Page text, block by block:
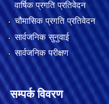
वार्षिक प्रगति प्रतिवेदन
चौमासिक प्रगति प्रतिवेदन
सार्वजनिक सुनुवाई
सार्वजनिक परीक्षण
सम्पर्क विवरण